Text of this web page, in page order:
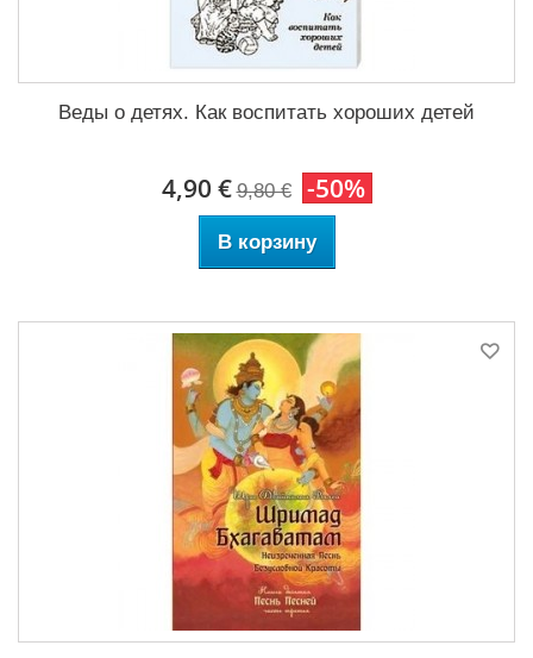
Веды о детях. Как воспитать хороших детей
4,90 € 9,80 € -50%
В корзину